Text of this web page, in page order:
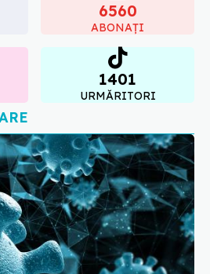
6560
ABONAȚI
1401
URMĂRITORI